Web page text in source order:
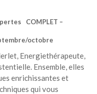
COMPLET –
octobre
Energiethérapeute,
Ensemble, elles
enrichissantes et
qui vous